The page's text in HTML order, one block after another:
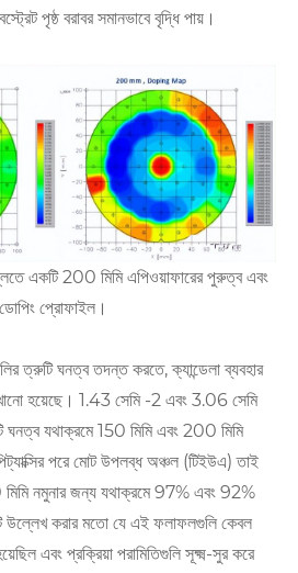
পৃষ্ঠ বরাবর সমানভাবে বৃদ্ধি পায়।
একটি 200 মিমি এপিওয়াফারের পুরুত্ব এবং
ডোপিং প্রোফাইল।
ত্রুটি ঘনত্ব তদন্ত করতে, ক্যান্ডেলা ব্যবহার
হয়েছে। 1.43 সেমি -2 এবং 3.06 সেমি
যথাক্রমে 150 মিমি এবং 200 মিমি
পরে মোট উপলব্ধ অঞ্চল (টিইউএ) তাই
নমুনার জন্য যথাক্রমে 97% এবং 92%
উল্লেখ করার মতো যে এই ফলাফলগুলি কেবল
এবং প্রক্রিয়া পরামিতিগুলি সূক্ষ্ম-সুর করে